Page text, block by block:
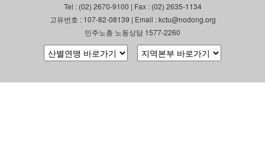
Tel : (02) 2670-9100 | Fax : (02) 2635-1134
고유번호 : 107-82-08139 | Email : kctu@nodong.org
민주노총 노동상담 1577-2260